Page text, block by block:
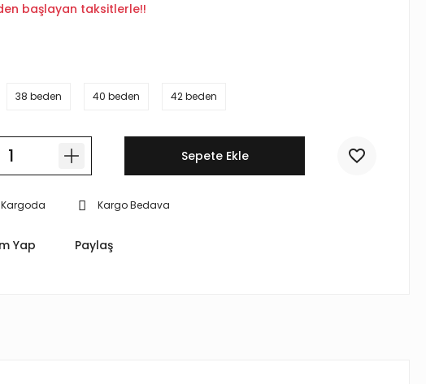
den başlayan taksitlerle!!
38 beden 40 beden 42 beden
Sepete Ekle
Kargo Bedava
Yap Paylaş